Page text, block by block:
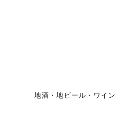
地酒・地ビール・ワイン